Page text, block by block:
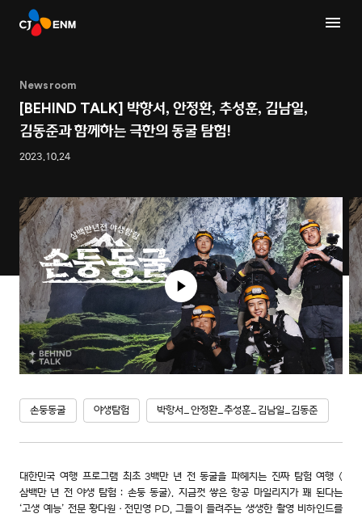
Newsroom
[BEHIND TALK] 박항서, 안정환, 추성훈, 김남일,
김동준과 함께하는 극한의 동굴 탐험!
2023.10.24
손둥동굴 야생탐험 박항서_안정환_추성훈_김남일_김동준
대한민국 여행 프로그램 최초 3백만 년 전 동굴을 파헤치는 진짜 탐험 여행 <
삼백만 년 전 야생 탐험 : 손둥 동굴>. 지금껏 쌓은 항공 마일리지가 꽤 된다는
‘고생 예능’ 전문 황다원·전민영 PD, 그들이 들려주는 생생한 촬영 비하인드를